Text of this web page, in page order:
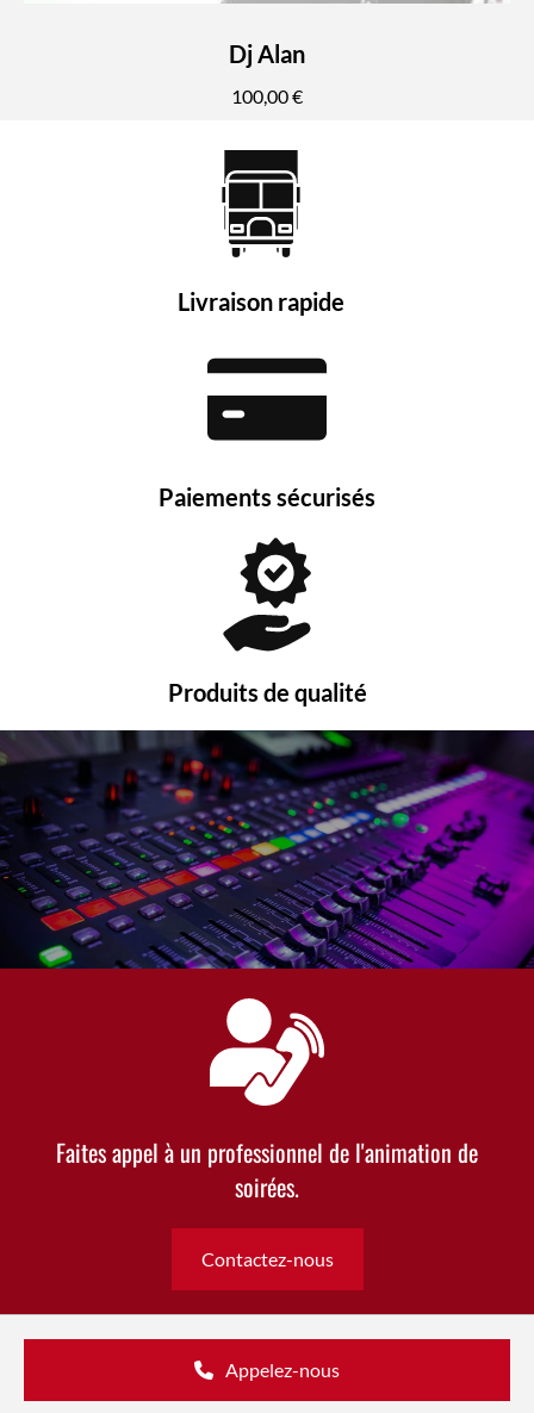
Dj Alan
100,00 €
Livraison rapide
Paiements sécurisés
Produits de qualité
Faites appel à un professionnel de l'animation de
soirées.
Contactez-nous
Appelez-nous